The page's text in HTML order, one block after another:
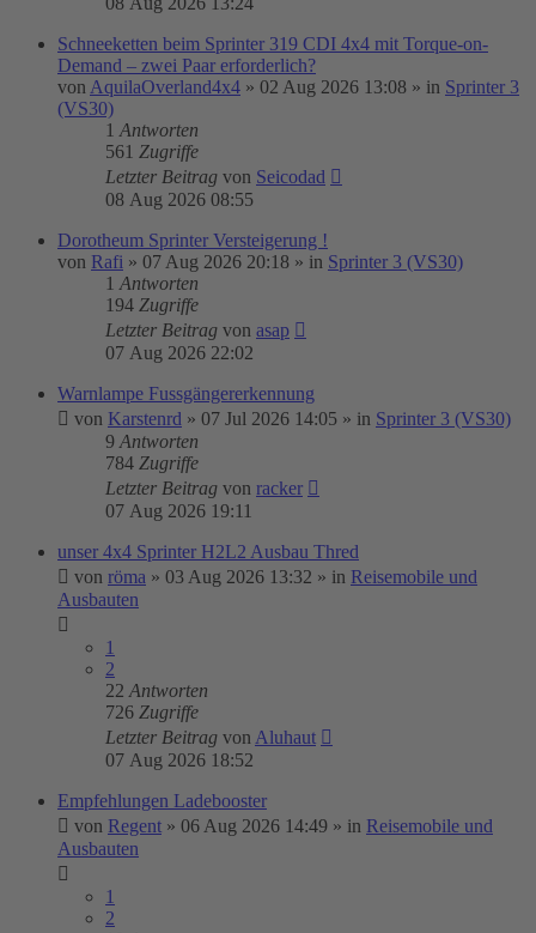
Schneeketten beim Sprinter 319 CDI 4x4 mit Torque-on-
Demand – zwei Paar erforderlich?
von AquilaOverland4x4 » 02 Aug 2026 13:08 » in Sprinter 3
(VS30)
1 Antworten
561 Zugriffe
Letzter Beitrag von Seicodad
08 Aug 2026 08:55
Dorotheum Sprinter Versteigerung !
von Rafi » 07 Aug 2026 20:18 » in Sprinter 3 (VS30)
1 Antworten
194 Zugriffe
Letzter Beitrag von asap
07 Aug 2026 22:02
Warnlampe Fussgängererkennung
von Karstenrd » 07 Jul 2026 14:05 » in Sprinter 3 (VS30)
9 Antworten
784 Zugriffe
Letzter Beitrag von racker
07 Aug 2026 19:11
unser 4x4 Sprinter H2L2 Ausbau Thred
von röma » 03 Aug 2026 13:32 » in Reisemobile und
Ausbauten
1
2
22 Antworten
726 Zugriffe
Letzter Beitrag von Aluhaut
07 Aug 2026 18:52
Empfehlungen Ladebooster
von Regent » 06 Aug 2026 14:49 » in Reisemobile und
Ausbauten
1
2